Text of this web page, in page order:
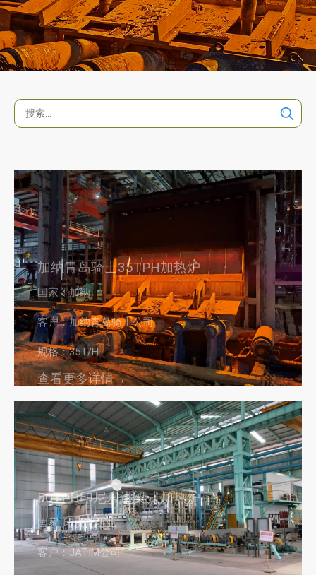
加纳青岛骑士35TPH加热炉
国家：加纳
客户：加纳青岛骑士公司
规格：35T/H
查看更多详情→
50TPH印尼步进梁式加热炉
国家: 印度尼西亚
客户：JATIM公司